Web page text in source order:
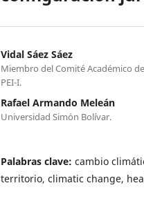
Vidal Sáez Sáez
Miembro del Comité Académico
PEI-I.
Rafael Armando Meleán
Universidad Simón Bolívar.
Palabras clave: cambio
territorio, climatic change,